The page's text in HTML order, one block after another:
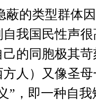
蔽的类型群体
我国民性声
的同胞极其
人）又像圣
” ，即一种自